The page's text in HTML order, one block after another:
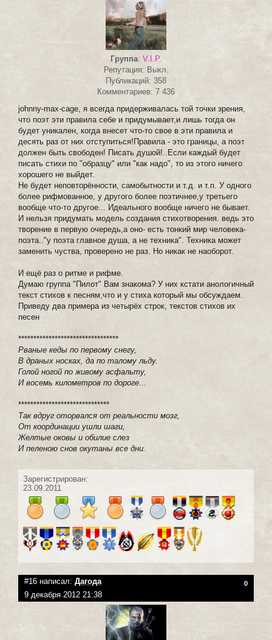
Группа: V.I.P.
Репутация: Выкл.
Публикаций: 358
Комментариев: 7 436
johnny-max-cage, я всегда придерживалась той точки зрения,
что поэт эти правила себе и придумывает,и лишь тогда он
будет уникален, когда внесет что-то свое в эти правила и
десять раз от них отступиться!Правила - это границы, а поэт
должен быть свободен! Писать душой!..Если каждый будет
писать стихи по "образцу" или "как надо", то из этого ничего
хорошего не выйдет.
Не будет неповторённости, самобытности и т.д. и т.п. У одного
более рифмованное, у другого более поэтичнее,у третьего
вообще что-то другое... Идеального вообще ничего не бывает.
И нельзя придумать модель создания стихотворения. ведь это
творение в первую очередь,а оно- есть тонкий мир человека-
поэта.."у поэта главное душа, а не техника". Техника может
заменить чуства, проверено не раз. Но никак не наоборот.
И ещё раз о ритме и рифме.
Думаю группа "Пилот" Вам знакома? У них кстати анологичный
текст стихов к песням,что и у стиха который мы обсуждаем.
Приведу два примера из четырёх строк, текстов стихов их
песен
*********************************
Рваные кеды по первому снегу,
В драных носках, да по талому льду.
Голой ногой по живому асфальту,
И восемь километров по дороге...
******************************
Так вдруг оторвался от реальности мозг,
От координации ушли шаги,
Желтые оковы и обилие слез
И пеленою снов окутаны все дни.
Зарегистрирован:
23.09.2011
#16 написал: Дагода 0
9 декабря 2012 21:38